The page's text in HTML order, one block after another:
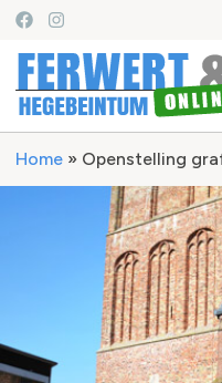
Home » Openstelling